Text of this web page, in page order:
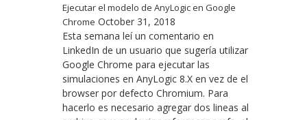
Ejecutar el modelo de AnyLogic en Google
Chrome October 31, 2018
Esta semana leí un comentario en
LinkedIn de un usuario que sugería utilizar
Google Chrome para ejecutar las
simulaciones en AnyLogic 8.X en vez de el
browser por defecto Chromium. Para
hacerlo es necesario agregar dos lineas al